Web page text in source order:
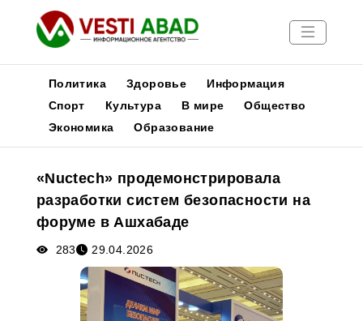
Новости
Медиа
Афиша
Политика Здоровье
Информация
Спорт
Культура В мире
Общество
Экономика
Образование
«Nuctech» продемонстрировала
разработки систем безопасности на
форуме в Ашхабаде
283 29.04.2026